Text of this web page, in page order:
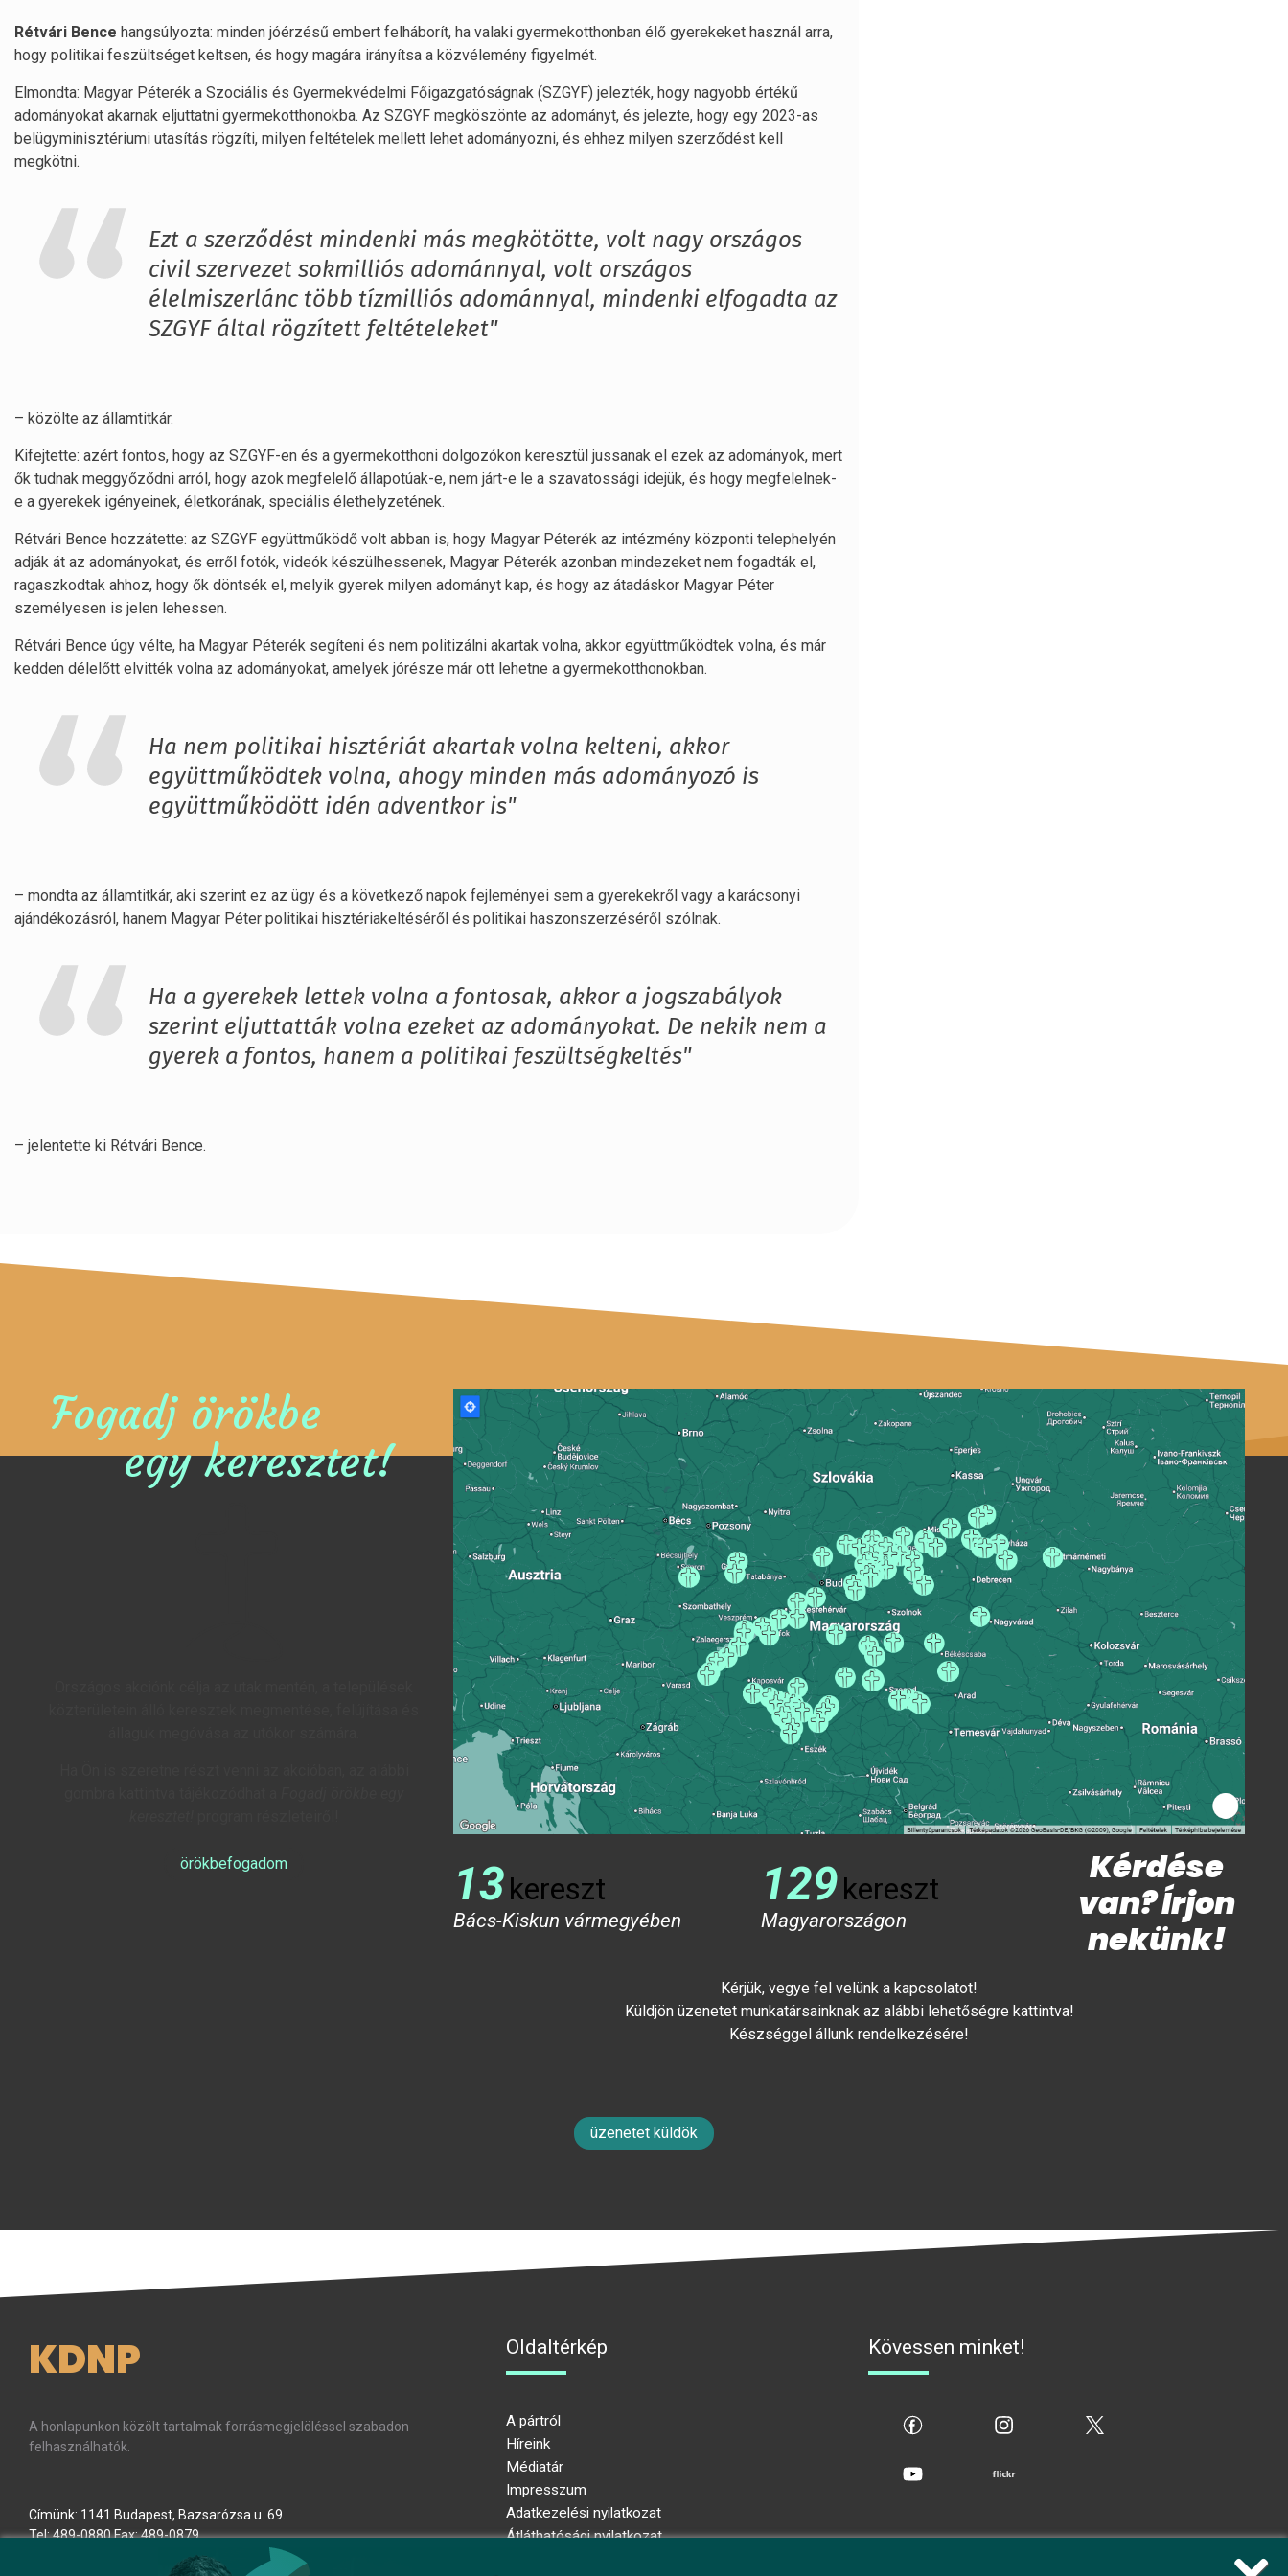
Rétvári Bence hangsúlyozta: minden jóérzésű embert felháborít, ha valaki gyermekotthonban élő gyerekeket használ arra,
hogy politikai feszültséget keltsen, és hogy magára irányítsa a közvélemény figyelmét.
Elmondta: Magyar Péterék a Szociális és Gyermekvédelmi Főigazgatóságnak (SZGYF) jelezték, hogy nagyobb értékű
adományokat akarnak eljuttatni gyermekotthonokba. Az SZGYF megköszönte az adományt, és jelezte, hogy egy 2023-as
belügyminisztériumi utasítás rögzíti, milyen feltételek mellett lehet adományozni, és ehhez milyen szerződést kell
megkötni.
Ezt a szerződést mindenki más megkötötte, volt nagy országos
civil szervezet sokmilliós adománnyal, volt országos
élelmiszerlánc több tízmilliós adománnyal, mindenki elfogadta az
SZGYF által rögzített feltételeket"
– közölte az államtitkár.
Kifejtette: azért fontos, hogy az SZGYF-en és a gyermekotthoni dolgozókon keresztül jussanak el ezek az adományok, mert
ők tudnak meggyőződni arról, hogy azok megfelelő állapotúak-e, nem járt-e le a szavatossági idejük, és hogy megfelelnek-
e a gyerekek igényeinek, életkorának, speciális élethelyzetének.
Rétvári Bence hozzátette: az SZGYF együttműködő volt abban is, hogy Magyar Péterék az intézmény központi telephelyén
adják át az adományokat, és erről fotók, videók készülhessenek, Magyar Péterék azonban mindezeket nem fogadták el,
ragaszkodtak ahhoz, hogy ők döntsék el, melyik gyerek milyen adományt kap, és hogy az átadáskor Magyar Péter
személyesen is jelen lehessen.
Rétvári Bence úgy vélte, ha Magyar Péterék segíteni és nem politizálni akartak volna, akkor együttműködtek volna, és már
kedden délelőtt elvitték volna az adományokat, amelyek jórésze már ott lehetne a gyermekotthonokban.
Ha nem politikai hisztériát akartak volna kelteni, akkor
együttműködtek volna, ahogy minden más adományozó is
együttműködött idén adventkor is"
– mondta az államtitkár, aki szerint ez az ügy és a következő napok fejleményei sem a gyerekekről vagy a karácsonyi
ajándékozásról, hanem Magyar Péter politikai hisztériakeltéséről és politikai haszonszerzéséről szólnak.
Ha a gyerekek lettek volna a fontosak, akkor a jogszabályok
szerint eljuttatták volna ezeket az adományokat. De nekik nem a
gyerek a fontos, hanem a politikai feszültségkeltés"
– jelentette ki Rétvári Bence.
Fogadj örökbe
egy keresztet!
örökbefogadom 13kereszt
Bács-Kiskun vármegyében
129kereszt
Magyarországon
Kérdése
van? Írjon
nekünk!
Kérjük, vegye fel velünk a kapcsolatot!
Küldjön üzenetet munkatársainknak az alábbi lehetőségre kattintva!
Készséggel állunk rendelkezésére!
üzenetet küldök
KDNP
A honlapunkon közölt tartalmak forrásmegjelöléssel szabadon
felhasználhatók.
Címünk: 1141 Budapest, Bazsarózsa u. 69.
Tel: 489-0880 Fax: 489-0879
hu(kdnp[at]kdnp[dot]hu)
Oldaltérkép
A pártról
Híreink
Médiatár
Impresszum
Adatkezelési nyilatkozat
Átláthatósági nyilatkozat
Kövessen minket!
flickr